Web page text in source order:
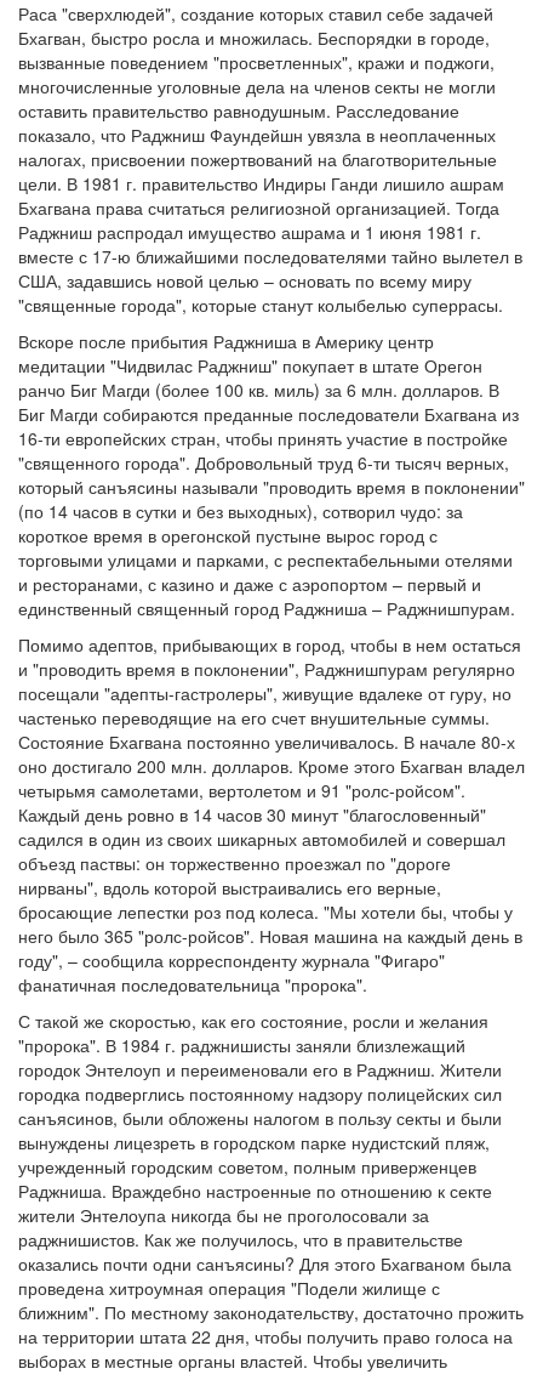
Раса "сверхлюдей", создание которых ставил себе задачей
Бхагван, быстро росла и множилась. Беспорядки в городе,
вызванные поведением "просветленных", кражи и поджоги,
многочисленные уголовные дела на членов секты не могли
оставить правительство равнодушным. Расследование
показало, что Раджниш Фаундейшн увязла в неоплаченных
налогах, присвоении пожертвований на благотворительные
цели. В 1981 г. правительство Индиры Ганди лишило ашрам
Бхагвана права считаться религиозной организацией. Тогда
Раджниш распродал имущество ашрама и 1 июня 1981 г.
вместе с 17-ю ближайшими последователями тайно вылетел в
США, задавшись новой целью – основать по всему миру
"священные города", которые станут колыбелью суперрасы.
Вскоре после прибытия Раджниша в Америку центр
медитации "Чидвилас Раджниш" покупает в штате Орегон
ранчо Биг Магди (более 100 кв. миль) за 6 млн. долларов. В
Биг Магди собираются преданные последователи Бхагвана из
16-ти европейских стран, чтобы принять участие в постройке
"священного города". Добровольный труд 6-ти тысяч верных,
который санъясины называли "проводить время в поклонении"
(по 14 часов в сутки и без выходных), сотворил чудо: за
короткое время в орегонской пустыне вырос город с
торговыми улицами и парками, с респектабельными отелями
и ресторанами, с казино и даже с аэропортом – первый и
единственный священный город Раджниша – Раджнишпурам.
Помимо адептов, прибывающих в город, чтобы в нем остаться
и "проводить время в поклонении", Раджнишпурам регулярно
посещали "адепты-гастролеры", живущие вдалеке от гуру, но
частенько переводящие на его счет внушительные суммы.
Состояние Бхагвана постоянно увеличивалось. В начале 80-х
оно достигало 200 млн. долларов. Кроме этого Бхагван владел
четырьмя самолетами, вертолетом и 91 "ролс-ройсом".
Каждый день ровно в 14 часов 30 минут "благословенный"
садился в один из своих шикарных автомобилей и совершал
объезд паствы: он торжественно проезжал по "дороге
нирваны", вдоль которой выстраивались его верные,
бросающие лепестки роз под колеса. "Мы хотели бы, чтобы у
него было 365 "ролс-ройсов". Новая машина на каждый день в
году", – сообщила корреспонденту журнала "Фигаро"
фанатичная последовательница "пророка".
С такой же скоростью, как его состояние, росли и желания
"пророка". В 1984 г. раджнишисты заняли близлежащий
городок Энтелоуп и переименовали его в Раджниш. Жители
городка подверглись постоянному надзору полицейских сил
санъясинов, были обложены налогом в пользу секты и были
вынуждены лицезреть в городском парке нудистский пляж,
учрежденный городским советом, полным приверженцев
Раджниша. Враждебно настроенные по отношению к секте
жители Энтелоупа никогда бы не проголосовали за
раджнишистов. Как же получилось, что в правительстве
оказались почти одни санъясины? Для этого Бхагваном была
проведена хитроумная операция "Подели жилище с
ближним". По местному законодательству, достаточно прожить
на территории штата 22 дня, чтобы получить право голоса на
выборах в местные органы властей. Чтобы увеличить